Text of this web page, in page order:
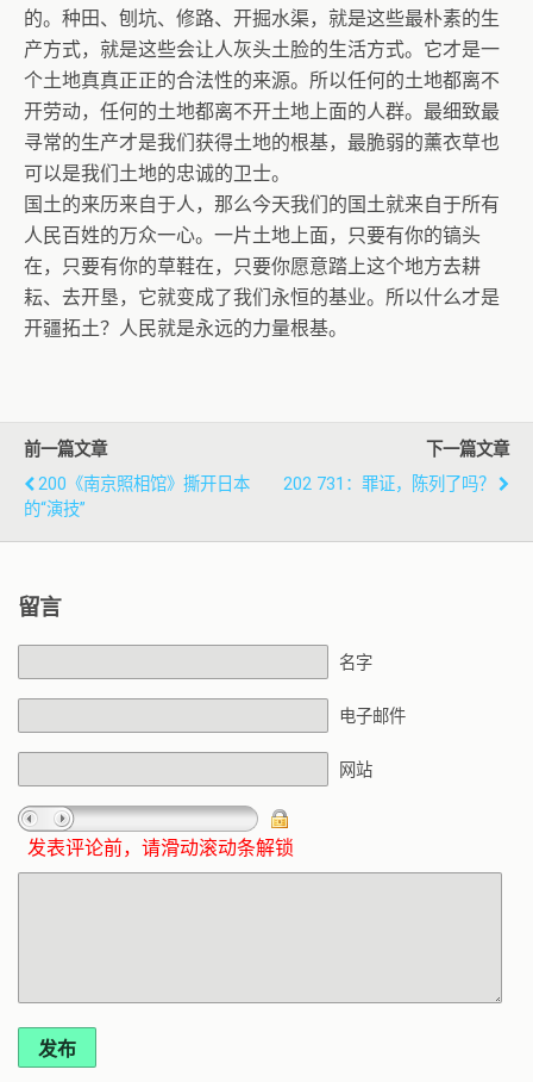
的。种田、刨坑、修路、开掘水渠，就是这些最朴素的生
产方式，就是这些会让人灰头土脸的生活方式。它才是一
个土地真真正正的合法性的来源。所以任何的土地都离不
开劳动，任何的土地都离不开土地上面的人群。最细致最
寻常的生产才是我们获得土地的根基，最脆弱的薰衣草也
可以是我们土地的忠诚的卫士。
国土的来历来自于人，那么今天我们的国土就来自于所有
人民百姓的万众一心。一片土地上面，只要有你的镐头
在，只要有你的草鞋在，只要你愿意踏上这个地方去耕
耘、去开垦，它就变成了我们永恒的基业。所以什么才是
开疆拓土？人民就是永远的力量根基。
前一篇文章
200《南京照相馆》撕开日本
的“演技”
下一篇文章
202 731：罪证，陈列了吗？
留言
名字
电子邮件
网站
发表评论前，请滑动滚动条解锁
发布